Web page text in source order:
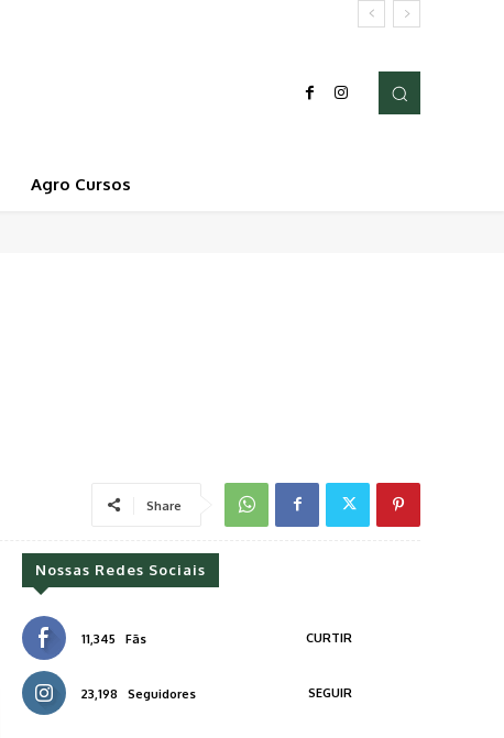
Agro Cursos
Share
Nossas Redes Sociais
11,345 Fãs CURTIR
23,198 Seguidores SEGUIR